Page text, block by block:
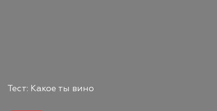
Тест: Какое ты вино